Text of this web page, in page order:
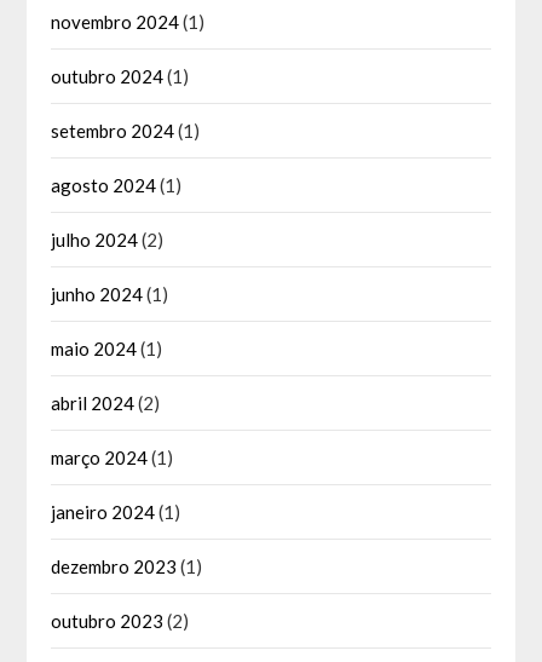
novembro 2024(1)
outubro 2024(1)
setembro 2024(1)
agosto 2024(1)
julho 2024(2)
junho 2024(1)
maio 2024(1)
abril 2024(2)
março 2024(1)
janeiro 2024(1)
dezembro 2023 (1)
outubro 2023 (2)